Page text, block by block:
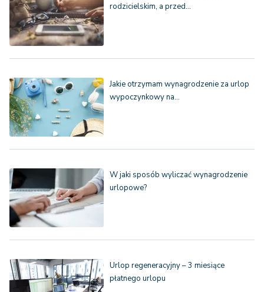
rodzicielskim, a przed…
Jakie otrzymam wynagrodzenie za urlop
wypoczynkowy na…
W jaki sposób wyliczać wynagrodzenie
urlopowe?
Urlop regeneracyjny – 3 miesiące
płatnego urlopu